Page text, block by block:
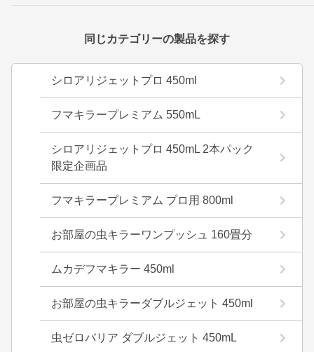
同じカテゴリーの製品を探す
シロアリジェットプロ 450ml
フマキラープレミアム 550mL
シロアリジェットプロ 450mL 2本パック
限定企画品
フマキラープレミアム プロ用 800ml
お部屋の虫キラーワンプッシュ 160畳分
ムカデフマキラー 450ml
お部屋の虫キラーダブルジェット 450ml
虫ゼロバリア ダブルジェット 450mL